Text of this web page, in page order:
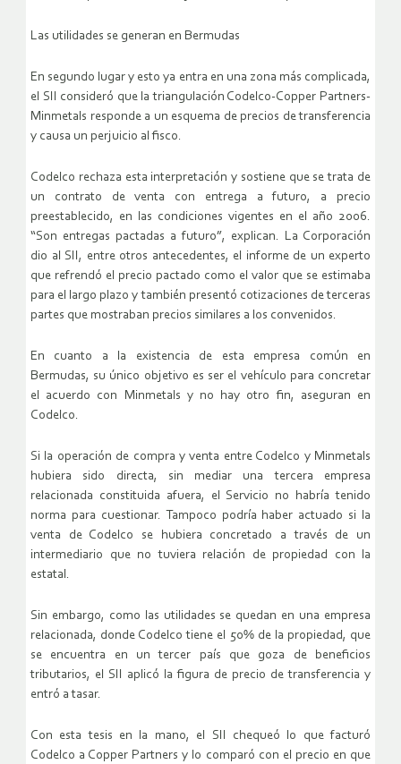
Las utilidades se generan en Bermudas
En segundo lugar y esto ya entra en una zona más complicada,
el SII consideró que la triangulación Codelco-Copper Partners-
Minmetals responde a un esquema de precios de transferencia
y causa un perjuicio al fisco.
Codelco rechaza esta interpretación y sostiene que se trata de
un contrato de venta con entrega a futuro, a precio
preestablecido, en las condiciones vigentes en el año 2006.
“Son entregas pactadas a futuro”, explican. La Corporación
dio al SII, entre otros antecedentes, el informe de un experto
que refrendó el precio pactado como el valor que se estimaba
para el largo plazo y también presentó cotizaciones de terceras
partes que mostraban precios similares a los convenidos.
En cuanto a la existencia de esta empresa común en
Bermudas, su único objetivo es ser el vehículo para concretar
el acuerdo con Minmetals y no hay otro fin, aseguran en
Codelco.
Si la operación de compra y venta entre Codelco y Minmetals
hubiera sido directa, sin mediar una tercera empresa
relacionada constituida afuera, el Servicio no habría tenido
norma para cuestionar. Tampoco podría haber actuado si la
venta de Codelco se hubiera concretado a través de un
intermediario que no tuviera relación de propiedad con la
estatal.
Sin embargo, como las utilidades se quedan en una empresa
relacionada, donde Codelco tiene el 50% de la propiedad, que
se encuentra en un tercer país que goza de beneficios
tributarios, el SII aplicó la figura de precio de transferencia y
entró a tasar.
Con esta tesis en la mano, el SII chequeó lo que facturó
Codelco a Copper Partners y lo comparó con el precio en que